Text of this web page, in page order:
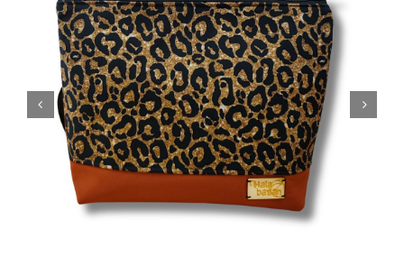
Bolsos mochila
Riñoneras